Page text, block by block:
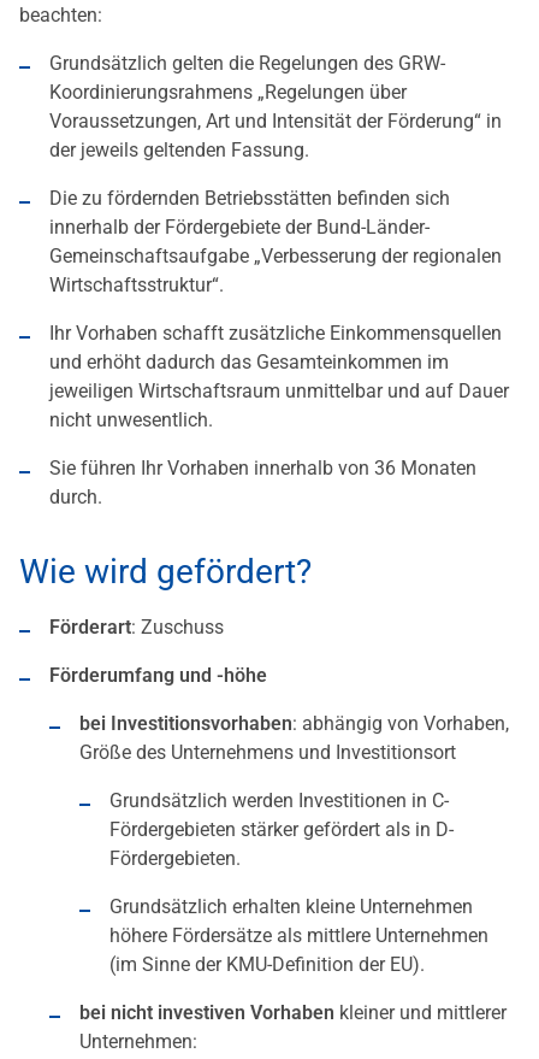
beachten:
Grundsätzlich gelten die Regelungen des GRW-
Koordinierungsrahmens „Regelungen über
Voraussetzungen, Art und Intensität der Förderung“ in
der jeweils geltenden Fassung.
Die zu fördernden Betriebsstätten befinden sich
innerhalb der Fördergebiete der Bund-Länder-
Gemeinschaftsaufgabe „Verbesserung der regionalen
Wirtschaftsstruktur“.
Ihr Vorhaben schafft zusätzliche Einkommensquellen
und erhöht dadurch das Gesamteinkommen im
jeweiligen Wirtschaftsraum unmittelbar und auf Dauer
nicht unwesentlich.
Sie führen Ihr Vorhaben innerhalb von 36 Monaten
durch.
Wie wird gefördert?
Förderart: Zuschuss
Förderumfang und -höhe
bei Investitionsvorhaben: abhängig von Vorhaben,
Größe des Unternehmens und Investitionsort
Grundsätzlich werden Investitionen in C-
Fördergebieten stärker gefördert als in D-
Fördergebieten.
Grundsätzlich erhalten kleine Unternehmen
höhere Fördersätze als mittlere Unternehmen
(im Sinne der KMU-Definition der EU).
bei nicht investiven Vorhaben kleiner und mittlerer
Unternehmen: